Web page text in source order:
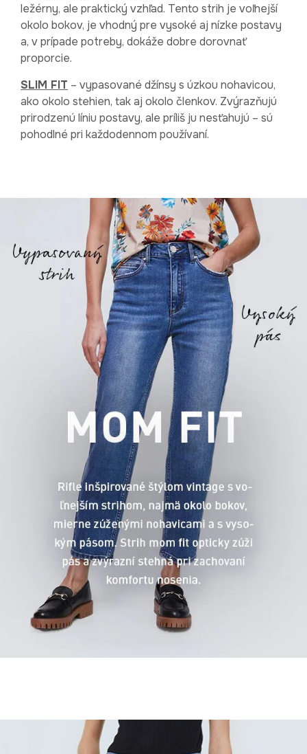
ležérny, ale praktický vzhľad. Tento strih je voľnejší
okolo bokov, je vhodný pre vysoké aj nízke postavy
a, v prípade potreby, dokáže dobre dorovnať
proporcie.
SLIM FIT – vypasované džínsy s úzkou nohavicou,
ako okolo stehien, tak aj okolo členkov. Zvýrazňujú
prirodzenú líniu postavy, ale príliš ju nesťahujú – sú
pohodlné pri každodennom používaní.